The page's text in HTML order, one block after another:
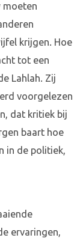
moeten
krijgen. Hoe
tot een
Lahlah. Zij
voorgelezen
dat kritiek bij
baart hoe
in de politiek,
ervaringen,